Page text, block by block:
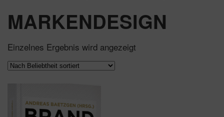
MARKENDESIGN
Einzelnes Ergebnis wird angezeigt